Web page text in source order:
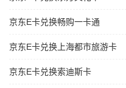
京东E卡兑换畅购一卡通
京东E卡兑换上海都市旅游卡
京东E卡兑换索迪斯卡